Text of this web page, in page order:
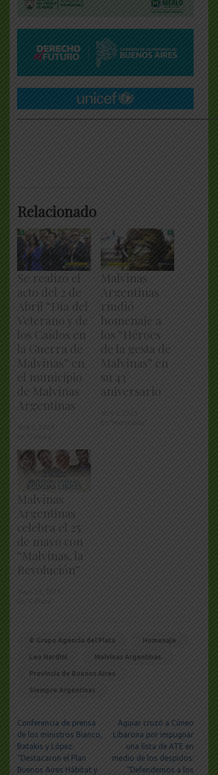
Relacionado
Se realizó el
acto del 2 de
Abril “Día del
Veterano y de
los Caídos en
la Guerra de
Malvinas” en
el municipio
de Malvinas
Argentinas
Malvinas
Argentinas
rindió
homenaje a
los “Héroes
de la gesta de
Malvinas” en
su 43°
aniversario
Malvinas
Argentinas
celebra el 25
de mayo con
“Malvinas, la
Revolución”
© Grupo Agencia del Plata Homenaje
Leo Nardini Malvinas Argentinas
Provincia de Buenos Aires
Siempre Argentinas
Navegación
de
entradas
Conferencia de prensa
de los ministros Bianco,
Batakis y López:
“Destacaron el Plan
Buenos Aires Hábitat y
Aguiar cruzó a Cúneo
Libarona por impugnar
una lista de ATE en
medio de los despidos:
“Defendemos a los